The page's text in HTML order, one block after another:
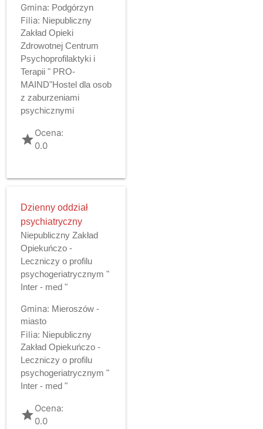
Gmina: Podgórzyn
Filia: Niepubliczny
Zakład Opieki
Zdrowotnej Centrum
Psychoprofilaktyki i
Terapii " PRO-
MAIND"Hostel dla osob
z zaburzeniami
psychicznymi
gradeOcena:
0.0
Dzienny oddział
psychiatryczny
Niepubliczny Zakład
Opiekuńczo -
Leczniczy o profilu
psychogeriatrycznym "
Inter - med "
Gmina: Mieroszów -
miasto
Filia: Niepubliczny
Zakład Opiekuńczo -
Leczniczy o profilu
psychogeriatrycznym "
Inter - med "
gradeOcena:
0.0